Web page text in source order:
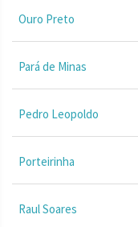
Ouro Preto
Pará de Minas
Pedro Leopoldo
Porteirinha
Raul Soares